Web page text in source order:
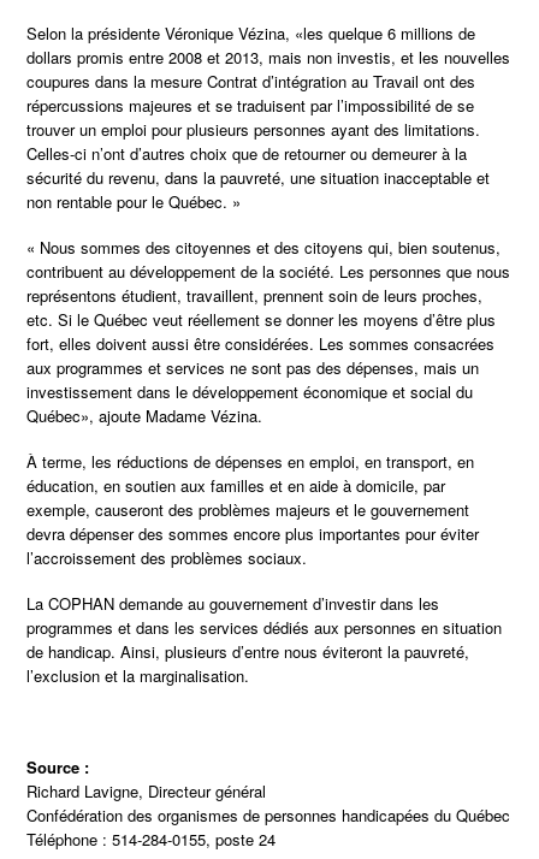
Selon la présidente Véronique Vézina, «les quelque 6 millions de
dollars promis entre 2008 et 2013, mais non investis, et les nouvelles
coupures dans la mesure Contrat d’intégration au Travail ont des
répercussions majeures et se traduisent par l’impossibilité de se
trouver un emploi pour plusieurs personnes ayant des limitations.
Celles-ci n’ont d’autres choix que de retourner ou demeurer à la
sécurité du revenu, dans la pauvreté, une situation inacceptable et
non rentable pour le Québec. »
« Nous sommes des citoyennes et des citoyens qui, bien soutenus,
contribuent au développement de la société. Les personnes que nous
représentons étudient, travaillent, prennent soin de leurs proches,
etc. Si le Québec veut réellement se donner les moyens d’être plus
fort, elles doivent aussi être considérées. Les sommes consacrées
aux programmes et services ne sont pas des dépenses, mais un
investissement dans le développement économique et social du
Québec», ajoute Madame Vézina.
À terme, les réductions de dépenses en emploi, en transport, en
éducation, en soutien aux familles et en aide à domicile, par
exemple, causeront des problèmes majeurs et le gouvernement
devra dépenser des sommes encore plus importantes pour éviter
l’accroissement des problèmes sociaux.
La COPHAN demande au gouvernement d’investir dans les
programmes et dans les services dédiés aux personnes en situation
de handicap. Ainsi, plusieurs d’entre nous éviteront la pauvreté,
l’exclusion et la marginalisation.
Source :
Richard Lavigne, Directeur général
Confédération des organismes de personnes handicapées du Québec
Téléphone : 514-284-0155, poste 24